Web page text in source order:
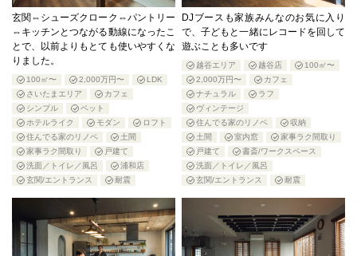
玄関⇔シューズクローク⇔パントリー
⇔キッチンとつながる動線になったこ
とで、以前よりもとても使いやすくな
りました。
100㎡〜 2,000万円〜
LDK
さいたまエリア
カフェ
シンプル
ペット
ホテルライク
モダン
ロフト
住んでる家のリノベ
土間
家事ラク間取り
戸建て
洗面／トイレ／風呂
浦和店
玄関/エントランス
耐震
DJブースも家族みんなのお気に入り
で、子どもと一緒にレコードを回して
遊ぶことも多いです
越谷エリア 越谷店
100㎡〜
2,000万円〜
カフェ
ナチュラル
ラフ
ヴィンテージ
住んでる家のリノベ
収納
土間
室内窓
家事ラク間取り
戸建て
書斎/ワークスペース
洗面／トイレ／風呂
玄関/エントランス
耐震